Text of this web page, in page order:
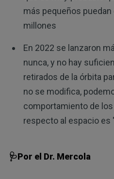
más pequeños
millones
En 2022 se lanzaron
nunca, y no hay
retirados de la órbita
no se modifica,
comportamiento de
respecto al espacio es
🩺Por el Dr. Mercola